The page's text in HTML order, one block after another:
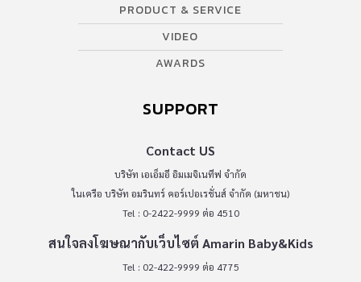
PRODUCT & SERVICE
VIDEO
AWARDS
SUPPORT
Contact US
บริษัท เอเอ็มอี อิมเมจิเนทีฟ จำกัด
ในเครือ บริษัท อมรินทร์ คอร์เปอเรชั่นส์ จำกัด (มหาชน)
Tel : 0-2422-9999 ต่อ 4510
สนใจลงโฆษณากับเว็บไซต์ Amarin Baby&Kids
Tel : 02-422-9999 ต่อ 4775